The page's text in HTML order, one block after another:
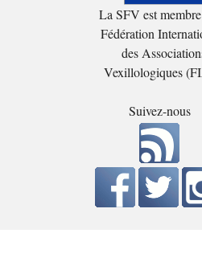
La SFV est
Fédération
des
Vexillologiques
Suivez-nous